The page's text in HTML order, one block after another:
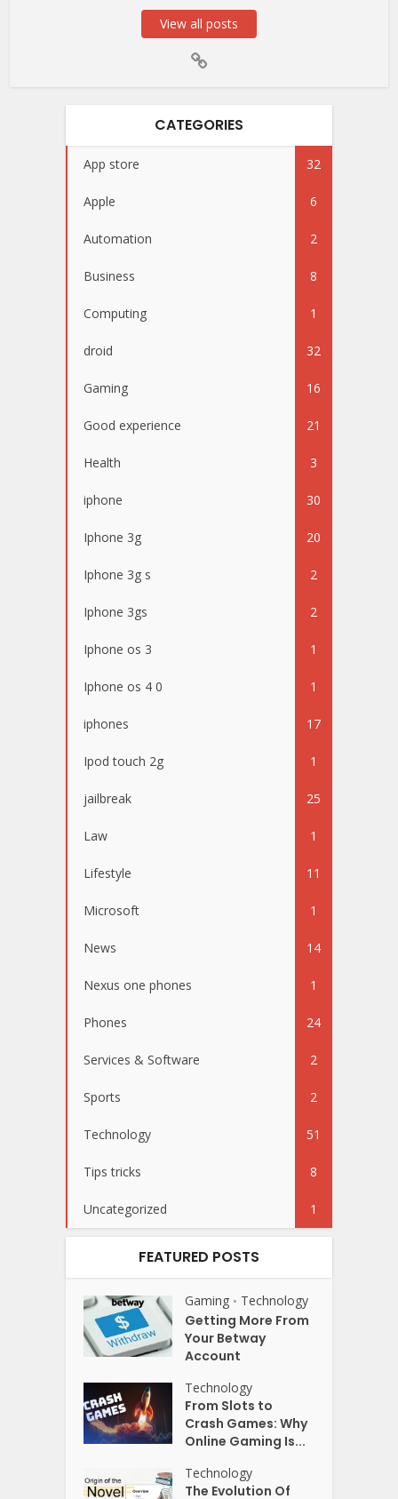
View all posts
CATEGORIES
App store 32
Apple 6
Automation 2
Business 8
Computing 1
droid 32
Gaming 16
Good experience 21
Health 3
iphone 30
Iphone 3g 20
Iphone 3g s 2
Iphone 3gs 2
Iphone os 3 1
Iphone os 4 0 1
iphones 17
Ipod touch 2g 1
jailbreak 25
Law 1
Lifestyle 11
Microsoft 1
News 14
Nexus one phones 1
Phones 24
Services & Software 2
Sports 2
Technology 51
Tips tricks 8
Uncategorized 1
FEATURED POSTS
Gaming • Technology
Getting More From
Your Betway
Account
Technology
From Slots to
Crash Games: Why
Online Gaming Is...
Technology
The Evolution Of